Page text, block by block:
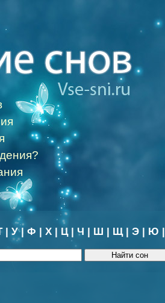
|У| Ф | Х | Ц| Ч | Ш | Щ| Э | Ю |